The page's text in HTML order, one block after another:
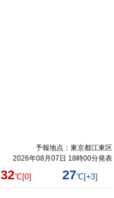
予報地点：東京都江東区
2026年08月07日 18時00分発表
32℃[0] 27℃[+3]